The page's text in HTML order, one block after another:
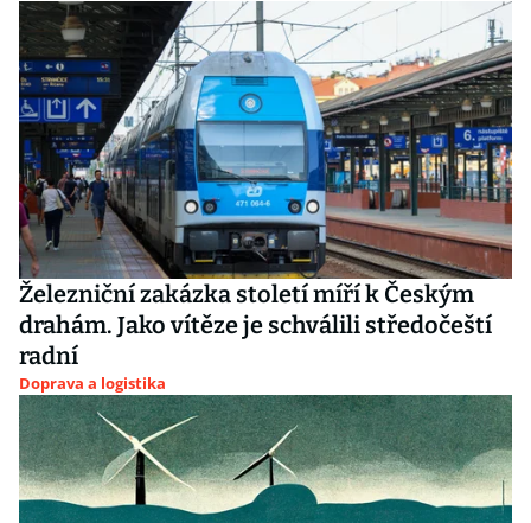
Železniční zakázka století míří k Českým
drahám. Jako vítěze je schválili středočeští
radní
Doprava a logistika